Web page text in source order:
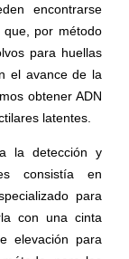
encontrarse
por método
para huellas
el avance de la
obtener ADN
latentes.
la detección y
consistía en
para
con una cinta
elevación para